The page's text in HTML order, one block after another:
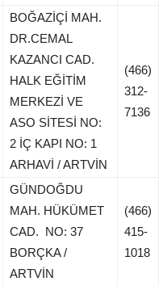
BOĞAZİÇİ MAH.
DR.CEMAL
KAZANCI CAD.
HALK EĞİTİM
MERKEZİ VE
ASO SİTESİ NO:
2 İÇ KAPI NO: 1
ARHAVİ / ARTVİN
(466)
312-
7136
GÜNDOĞDU
MAH. HÜKÜMET
CAD. NO: 37
BORÇKA /
ARTVİN
(466)
415-
1018